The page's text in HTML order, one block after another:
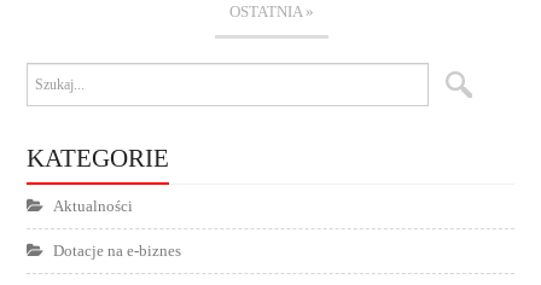
OSTATNIA »
KATEGORIE
Aktualności
Dotacje na e-biznes